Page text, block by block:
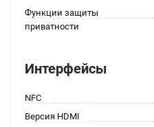
Функции защиты
приватности
Интерфейсы
NFC
Версия HDMI